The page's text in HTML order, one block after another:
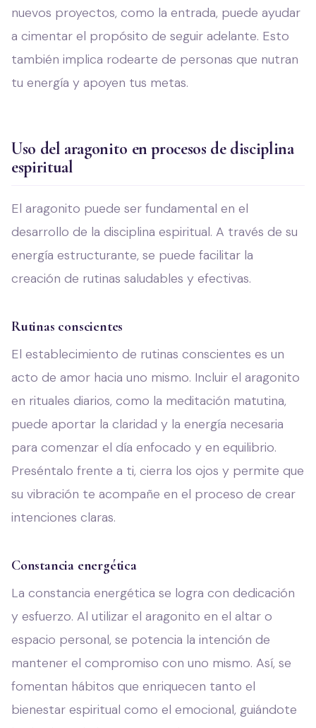
nuevos proyectos, como la entrada, puede ayudar
a cimentar el propósito de seguir adelante. Esto
también implica rodearte de personas que nutran
tu energía y apoyen tus metas.
Uso del aragonito en procesos de disciplina
espiritual
El aragonito puede ser fundamental en el
desarrollo de la disciplina espiritual. A través de su
energía estructurante, se puede facilitar la
creación de rutinas saludables y efectivas.
Rutinas conscientes
El establecimiento de rutinas conscientes es un
acto de amor hacia uno mismo. Incluir el aragonito
en rituales diarios, como la meditación matutina,
puede aportar la claridad y la energía necesaria
para comenzar el día enfocado y en equilibrio.
Preséntalo frente a ti, cierra los ojos y permite que
su vibración te acompañe en el proceso de crear
intenciones claras.
Constancia energética
La constancia energética se logra con dedicación
y esfuerzo. Al utilizar el aragonito en el altar o
espacio personal, se potencia la intención de
mantener el compromiso con uno mismo. Así, se
fomentan hábitos que enriquecen tanto el
bienestar espiritual como el emocional, guiándote